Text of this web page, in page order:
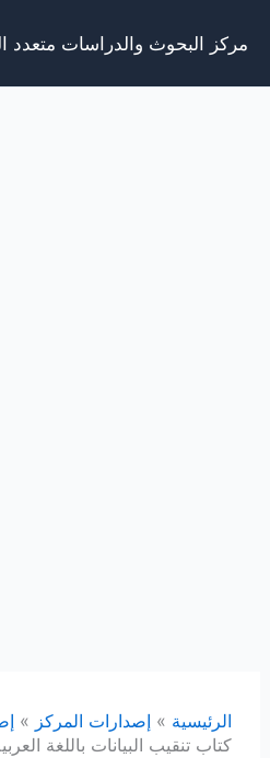
مركز البحوث والدراسات
الرئيسية إصدارات المركز
كتاب تنقيب البيانات باللغة